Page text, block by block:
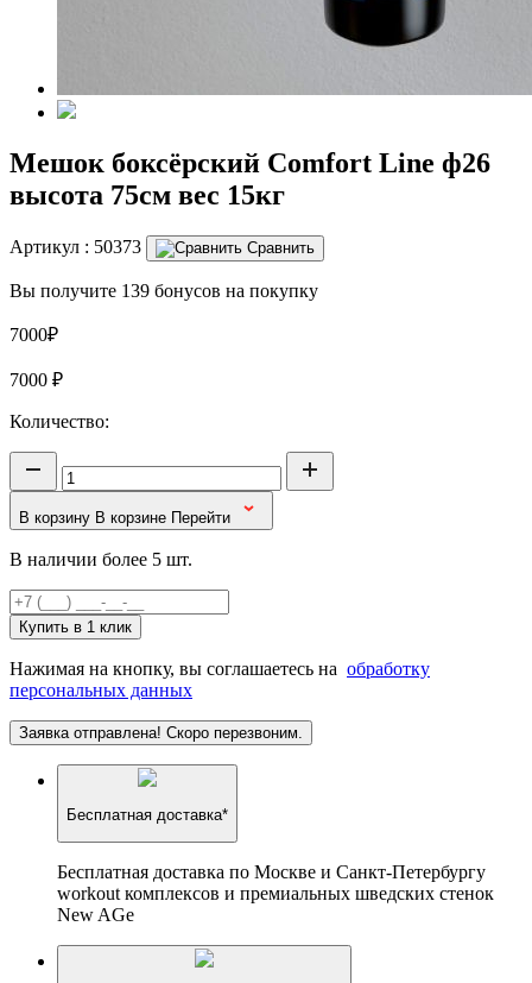
Мешок боксёрский Comfort Line ф26
высота 75см вес 15кг
Артикул : 50373 Сравнить
Вы получите 139 бонусов на покупку
7000₽
7000 ₽
Количество:
В корзину В корзине Перейти
В наличии более 5 шт.
Купить в 1 клик
Нажимая на кнопку, вы соглашаетесь на обработку
персональных данных
Заявка отправлена! Скоро перезвоним.
Бесплатная доставка*
Бесплатная доставка по Москве и Санкт-Петербургу
workout комплексов и премиальных шведских стенок
New AGe